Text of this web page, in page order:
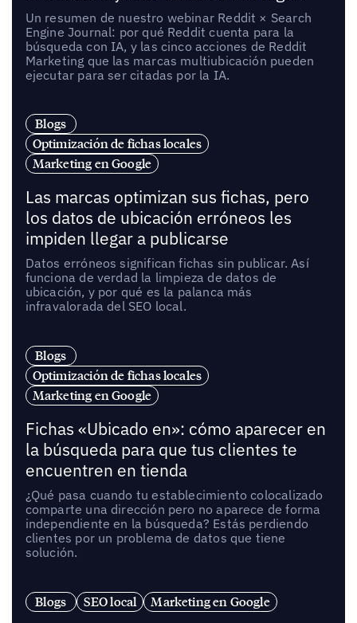
Un resumen de nuestro webinar Reddit × Search
Engine Journal: por qué Reddit cuenta para la
búsqueda con IA, y las cinco acciones de Reddit
Marketing que las marcas multiubicación pueden
ejecutar para ser citadas por la IA.
Blogs
Optimización de fichas locales
Marketing en Google
Las marcas optimizan sus fichas, pero
los datos de ubicación erróneos les
impiden llegar a publicarse
Datos erróneos significan fichas sin publicar. Así
funciona de verdad la limpieza de datos de
ubicación, y por qué es la palanca más
infravalorada del SEO local.
Blogs
Optimización de fichas locales
Marketing en Google
Fichas «Ubicado en»: cómo aparecer en
la búsqueda para que tus clientes te
encuentren en tienda
¿Qué pasa cuando tu establecimiento colocalizado
comparte una dirección pero no aparece de forma
independiente en la búsqueda? Estás perdiendo
clientes por un problema de datos que tiene
solución.
Blogs SEO local Marketing en Google